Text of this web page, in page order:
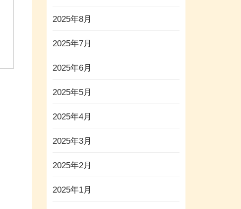
2025年8月
2025年7月
2025年6月
2025年5月
2025年4月
2025年3月
2025年2月
2025年1月